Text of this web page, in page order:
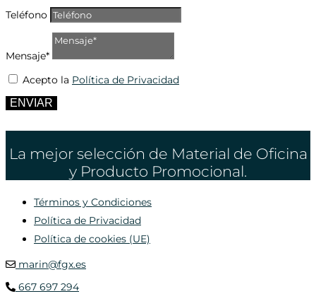
Teléfono
Mensaje*
Acepto la Política de Privacidad
ENVIAR
La mejor selección de Material de Oficina
y Producto Promocional.
Términos y Condiciones
Política de Privacidad
Política de cookies (UE)
marin@fgx.es
667 697 294